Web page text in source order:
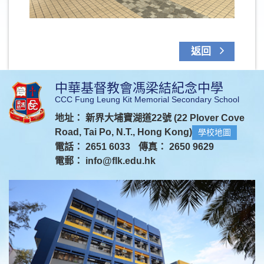
返回
中華基督教會馮梁結紀念中學
CCC Fung Leung Kit Memorial Secondary School
地址： 新界大埔寶湖道22號 (22 Plover Cove
Road, Tai Po, N.T., Hong Kong)
學校地圖
電話： 2651 6033
傳真： 2650 9629
電郵： info@flk.edu.hk